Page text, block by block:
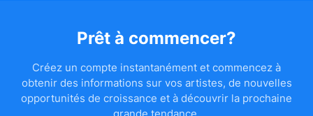
Prêt à commencer?
Créez un compte instantanément et commencez à
obtenir des informations sur vos artistes, de nouvelles
opportunités de croissance et à découvrir la prochaine